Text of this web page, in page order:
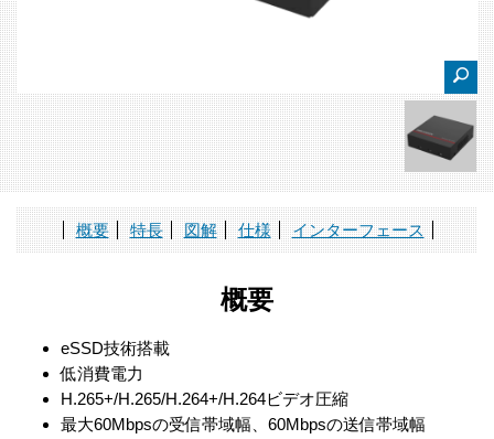
概要 特長 図解 仕様 インターフェース
概要
eSSD技術搭載
低消費電力
H.265+/H.265/H.264+/H.264ビデオ圧縮
最大60Mbpsの受信帯域幅、60Mbpsの送信帯域幅